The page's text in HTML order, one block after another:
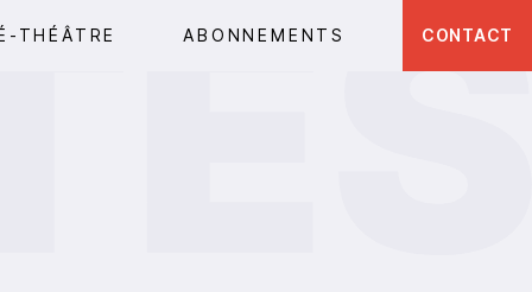
THÉÂTRE ABONNEMENTS CONTACT